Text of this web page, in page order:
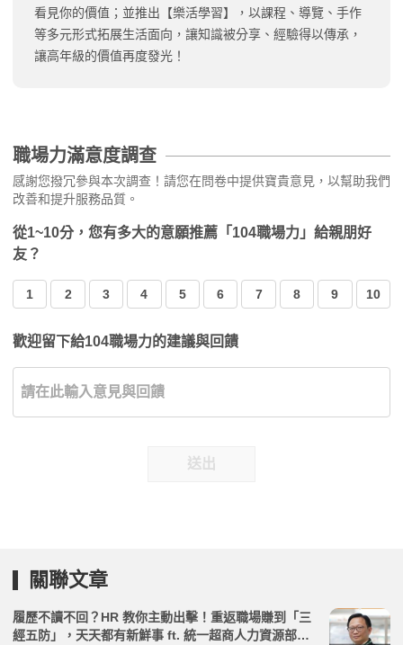
看見你的價值；並推出【樂活學習】，以課程、導覽、手作
等多元形式拓展生活面向，讓知識被分享、經驗得以傳承，
讓高年級的價值再度發光！
職場力滿意度調查
感謝您撥冗參與本次調查！請您在問卷中提供寶貴意見，以幫助我們
改善和提升服務品質。
從1~10分，您有多大的意願推薦「104職場力」給親朋好
友？
1 2 3 4 5 6 7 8 9 10
歡迎留下給104職場力的建議與回饋
送出
關聯文章
履歷不讀不回？HR 教你主動出擊！重返職場賺到「三
經五防」，天天都有新鮮事 ft. 統一超商人力資源部經